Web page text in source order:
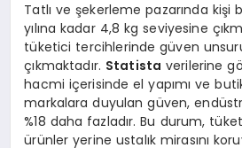
Tatlı ve şekerleme pazarında kişi
yılına kadar 4,8 kg seviyesine
tüketici tercihlerinde güven
çıkmaktadır. Statista verilerine
hacmi içerisinde el yapımı ve
markalara duyulan güven,
%18 daha fazladır. Bu durum,
ürünler yerine ustalık mirasını